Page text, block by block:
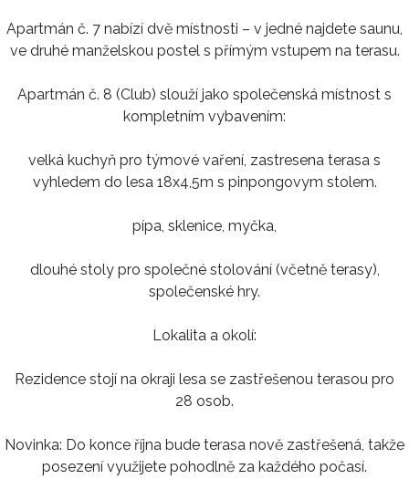
Apartmán č. 7 nabízí dvě místnosti – v jedné najdete saunu,
ve druhé manželskou postel s přímým vstupem na terasu.
Apartmán č. 8 (Club) slouží jako společenská místnost s
kompletním vybavením:
velká kuchyň pro týmové vaření, zastresena terasa s
vyhledem do lesa 18x4,5m s pinpongovym stolem.
pípa, sklenice, myčka,
dlouhé stoly pro společné stolování (včetně terasy),
společenské hry.
Lokalita a okolí:
Rezidence stojí na okraji lesa se zastřešenou terasou pro
28 osob.
Novinka: Do konce října bude terasa nově zastřešená, takže
posezení využijete pohodlně za každého počasí.